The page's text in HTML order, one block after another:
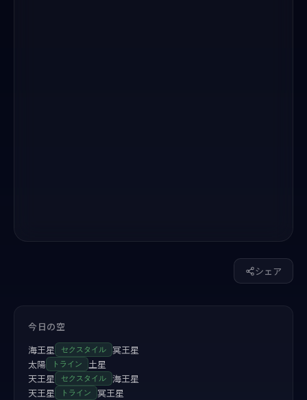
シェア
今日の空
海王星
セクスタイル
冥王星
太陽
トライン
土星
天王星
セクスタイル
海王星
天王星
トライン
冥王星